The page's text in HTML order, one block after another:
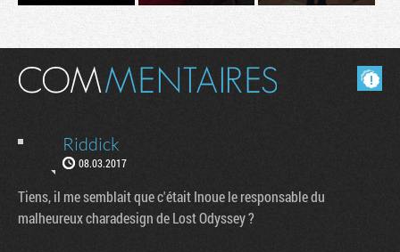
Masquer les commentaires lus.
Riddick
08.03.2017
Tiens, il me semblait que c'était Inoue le responsable du
malheureux charadesign de Lost Odyssey ?